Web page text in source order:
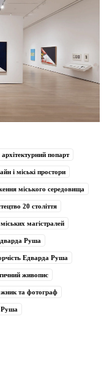
архітектурний попарт
і міські простори
міського середовища
20 століття
магістралей
Руша
Едварда Руша
живопис
та фотограф
Руша